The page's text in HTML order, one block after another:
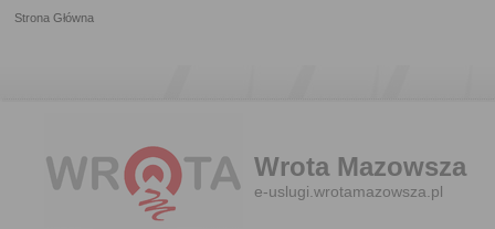
Strona Główna
Wrota Mazowsza
e-uslugi.wrotamazowsza.pl